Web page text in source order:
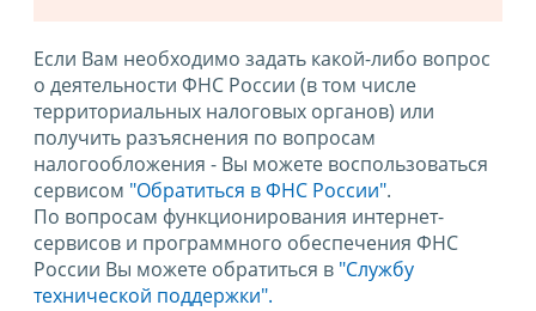
Если Вам необходимо задать какой-либо вопрос
о деятельности ФНС России (в том числе
территориальных налоговых органов) или
получить разъяснения по вопросам
налогообложения - Вы можете воспользоваться
сервисом "Обратиться в ФНС России".
По вопросам функционирования интернет-
сервисов и программного обеспечения ФНС
России Вы можете обратиться в "Службу
технической поддержки".